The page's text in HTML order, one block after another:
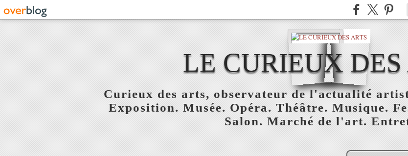
LE CURIEUX DES
Curieux des arts, observateur de l'actualité
Exposition. Musée. Opéra. Théâtre. Musique.
Salon. Marché de l'art.